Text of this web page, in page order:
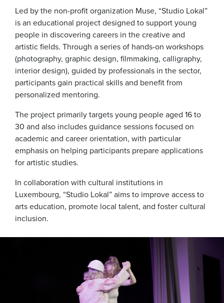
Led by the non-profit organization Muse, “Studio Lokal”
is an educational project designed to support young
people in discovering careers in the creative and
artistic fields. Through a series of hands-on workshops
(photography, graphic design, filmmaking, calligraphy,
interior design), guided by professionals in the sector,
participants gain practical skills and benefit from
personalized mentoring.
The project primarily targets young people aged 16 to
30 and also includes guidance sessions focused on
academic and career orientation, with particular
emphasis on helping participants prepare applications
for artistic studies.
In collaboration with cultural institutions in
Luxembourg, “Studio Lokal” aims to improve access to
arts education, promote local talent, and foster cultural
inclusion.